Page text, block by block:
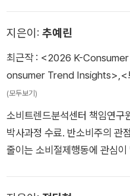
he holds a Master’s
the UK and a Ph.D. in
ning focused on customer
er work includes
ing and managing new
based management
nd space services. As a
Service·Design Engineering
한민국 외식업 트렌드〉 시리즈,
래 트렌드 연구실〉 시리즈를
코너의 고정 패널이며, 《전시
다. 고려대 국토계획공기업 고
다양한 분야의 기업과 공공기
하며, 삼성전자·LG전자·한화
다수의 기업에서 소비자 트렌드
won Lee currently works
he obtained her BA, MA,
지은이: 추예린
최근작 : <2026 K-
onsumer Trend Insights>,<
(모두보기)
소비트렌드분석센터 책임연구
박사과정 수료. 반소비주의 관
줄이는 소비절제행동에 관심